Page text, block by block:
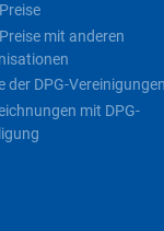
mit anderen
der DPG-Vereinigungen
mit DPG-